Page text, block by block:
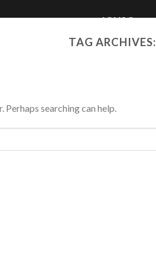
JOYSO
TAG ARCHIVES:
Perhaps searching can help.